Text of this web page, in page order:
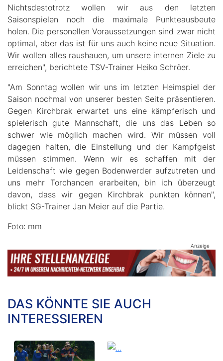
Nichtsdestotrotz wollen wir aus den letzten
Saisonspielen noch die maximale Punkteausbeute
holen. Die personellen Voraussetzungen sind zwar nicht
optimal, aber das ist für uns auch keine neue Situation.
Wir wollen alles raushauen, um unsere internen Ziele zu
erreichen", berichtete TSV-Trainer Heiko Schröer.
"Am Sonntag wollen wir uns im letzten Heimspiel der
Saison nochmal von unserer besten Seite präsentieren.
Gegen Kirchbrak erwartet uns eine kämpferisch und
spielerisch gute Mannschaft, die uns das Leben so
schwer wie möglich machen wird. Wir müssen voll
dagegen halten, die Einstellung und der Kampfgeist
müssen stimmen. Wenn wir es schaffen mit der
Leidenschaft wie gegen Bodenwerder aufzutreten und
uns mehr Torchancen erarbeiten, bin ich überzeugt
davon, dass wir gegen Kirchbrak punkten können",
blickt SG-Trainer Jan Meier auf die Partie.
Foto: mm
Anzeige
DAS KÖNNTE SIE AUCH
INTERESSIEREN